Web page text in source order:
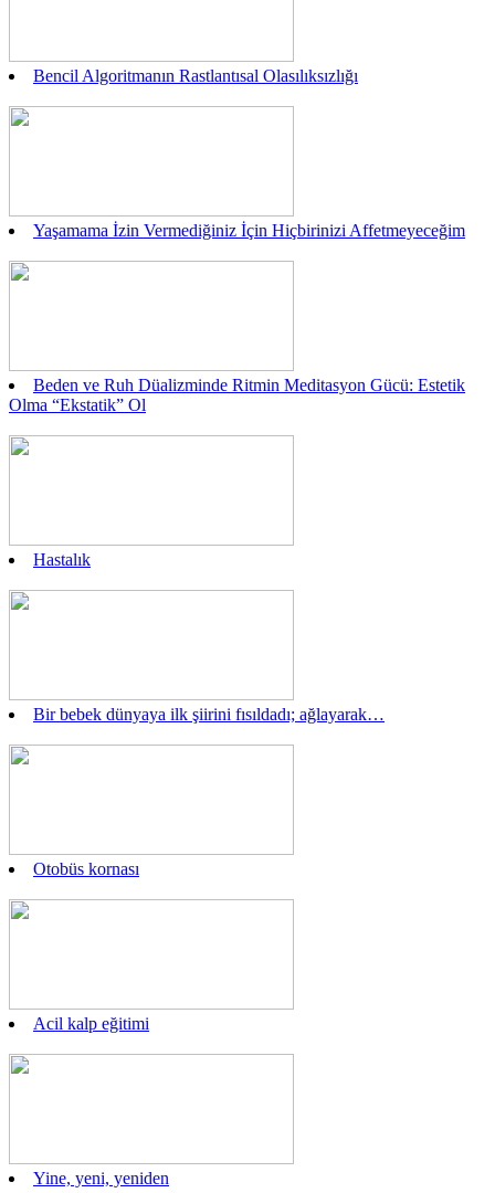
Bencil Algoritmanın Rastlantısal Olasılıksızlığı
Yaşamama İzin Vermediğiniz İçin Hiçbirinizi Affetmeyeceğim
Beden ve Ruh Düalizminde Ritmin Meditasyon Gücü: Estetik
Olma “Ekstatik” Ol
Hastalık
Bir bebek dünyaya ilk şiirini fısıldadı; ağlayarak…
Otobüs kornası
Acil kalp eğitimi
Yine, yeni, yeniden